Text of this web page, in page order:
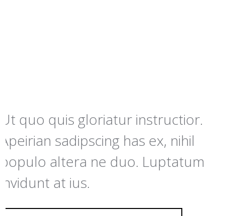
Ut quo quis gloriatur instructior.
Apeirian sadipscing has ex, nihil
populo altera ne duo. Luptatum
invidunt at ius.